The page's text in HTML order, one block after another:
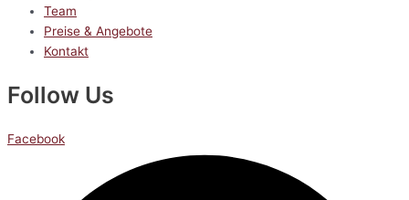
Team
Preise & Angebote
Kontakt
Follow Us
Facebook